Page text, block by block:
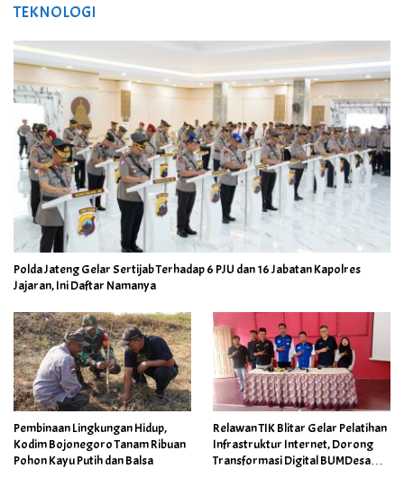
TEKNOLOGI
Polda Jateng Gelar Sertijab Terhadap 6 PJU dan 16 Jabatan Kapolres
Jajaran, Ini Daftar Namanya
Pembinaan Lingkungan Hidup,
Kodim Bojonegoro Tanam Ribuan
Pohon Kayu Putih dan Balsa
Relawan TIK Blitar Gelar Pelatihan
Infrastruktur Internet, Dorong
Transformasi Digital BUMDesa